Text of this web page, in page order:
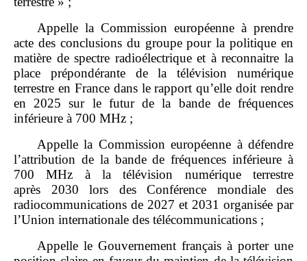
Appelle la Commission européenne à prendre
acte des conclusions du groupe pour la politique en
matière de spectre radioélectrique et à reconnaitre la
place prépondérante de la télévision numérique
terrestre en France dans le rapport qu’elle doit rendre
en 2025 sur le futur de la bande de fréquences
inférieure à 700 MHz ;
Appelle la Commission européenne à défendre
l’attribution de la bande de fréquences inférieure à
700 MHz à la télévision numérique terrestre
après 2030 lors des Conférence mondiale des
radiocommunications de 2027 et 2031 organisée par
l’Union internationale des télécommunications ;
Appelle le Gouvernement français à porter une